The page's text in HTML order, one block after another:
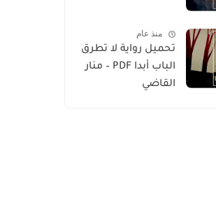
منذ عام
تحميل رواية لا تطرق
الباب أبدا PDF – منار
القاضي